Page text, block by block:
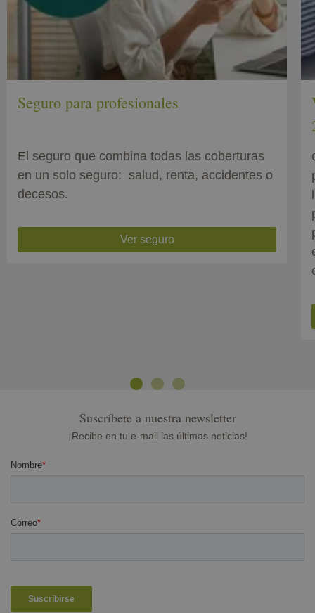
Seguro para profesionales
El seguro que combina todas las coberturas
en un solo seguro: salud, renta, accidentes o
decesos.
Ver seguro
Suscríbete a nuestra newsletter
¡Recibe en tu e-mail las últimas noticias!